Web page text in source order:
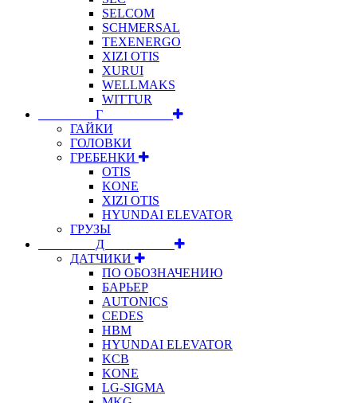
SELCOM
SCHMERSAL
TEXENERGO
XIZI OTIS
XURUI
WELLMAKS
WITTUR
⠀⠀⠀⠀⠀⠀Г⠀⠀⠀⠀⠀⠀⠀
ГАЙКИ
ГОЛОВКИ
ГРЕБЕНКИ
OTIS
KONE
XIZI OTIS
HYUNDAI ELEVATOR
ГРУЗЫ
⠀⠀⠀⠀⠀⠀Д⠀⠀⠀⠀⠀⠀⠀
ДАТЧИКИ
ПО ОБОЗНАЧЕНИЮ
БАРЬЕР
AUTONICS
CEDES
HBM
HYUNDAI ELEVATOR
KCB
KONE
LG-SIGMA